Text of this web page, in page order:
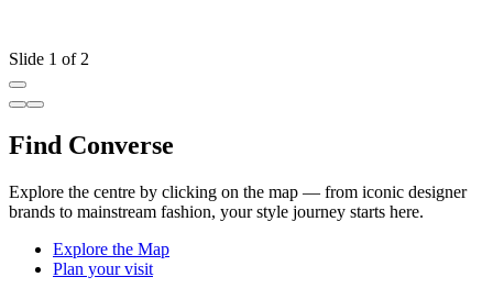
Slide 1 of 2
Find Converse
Explore the centre by clicking on the map — from iconic designer
brands to mainstream fashion, your style journey starts here.
Explore the Map
Plan your visit